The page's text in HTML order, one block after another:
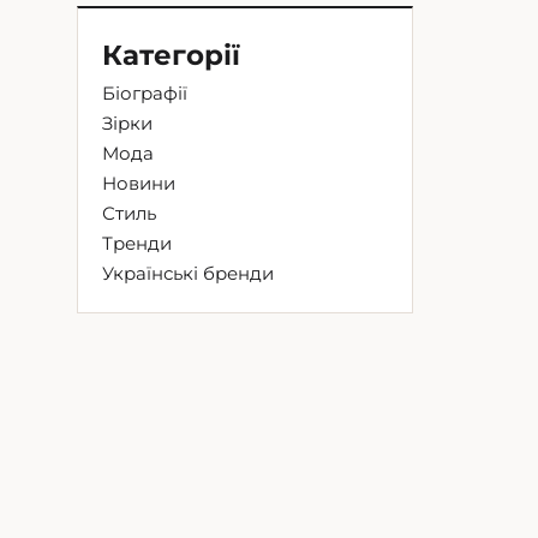
Категорії
Біографії
Зірки
Мода
Новини
Стиль
Тренди
Українські бренди